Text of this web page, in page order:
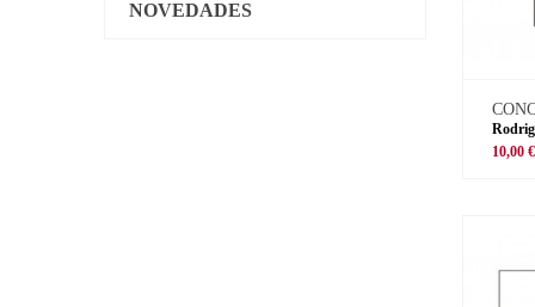
NOVEDADES
10,00 €